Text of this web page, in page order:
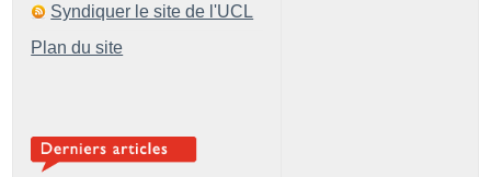
Syndiquer le site de l'UCL
Plan du site